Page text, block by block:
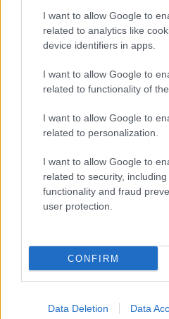
I want to allow Google to
related to analytics like
device identifiers in apps.
I want to allow Google to
related to functionality of
I want to allow Google to
related to personalization.
I want to allow Google to
related to security,
functionality and fraud
user protection.
CONFIRM
Data Deletion Data
Globalscience
Globalsport
Giornale dello
Spettacolo
Wondernet
Giuliana Sgrena